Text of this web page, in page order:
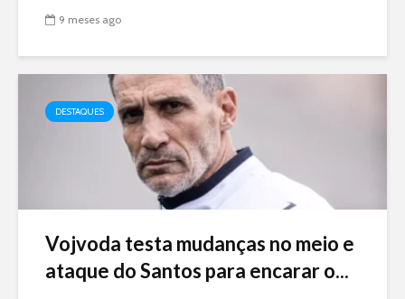
9 meses ago
DESTAQUES
Vojvoda testa mudanças no meio e
ataque do Santos para encarar o...